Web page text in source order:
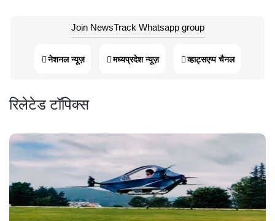
Join NewsTrack Whatsapp group
नेशनल न्यूज़ मध्यप्रदेश न्यूज़ व्हाट्सएप्प चैनल
रिलेटेड टॉपिक्स